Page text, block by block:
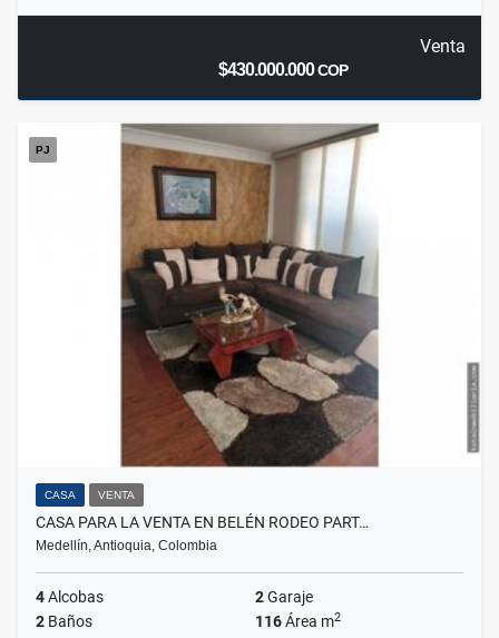
Venta
$430.000.000COP
PJ
CASA VENTA
CASA PARA LA VENTA EN BELÉN RODEO PART…
Medellín, Antioquia, Colombia
4Alcobas 2Garaje
2 Baños 116Área m2